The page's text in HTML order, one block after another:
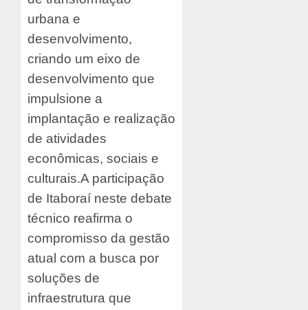
urbana e
desenvolvimento,
criando um eixo de
desenvolvimento que
impulsione a
implantação e realização
de atividades
econômicas, sociais e
culturais.A participação
de Itaboraí neste debate
técnico reafirma o
compromisso da gestão
atual com a busca por
soluções de
infraestrutura que